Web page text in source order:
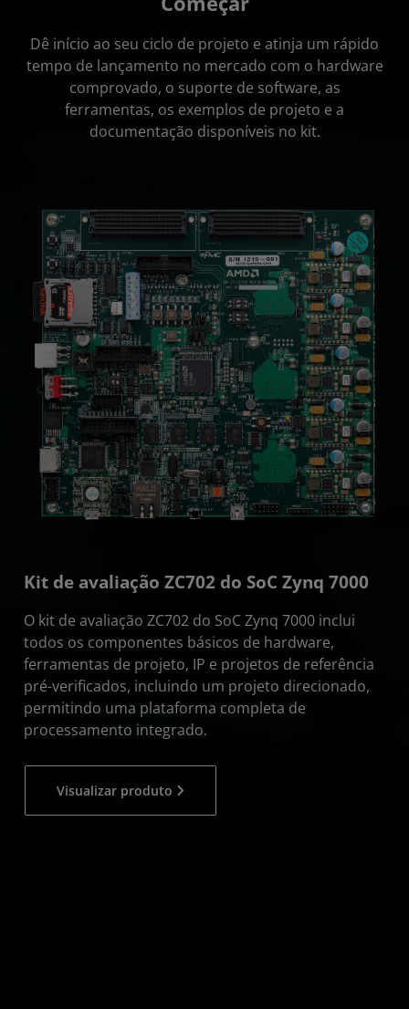
Dê início ao seu ciclo de projeto e atinja um rápido
tempo de lançamento no mercado com o hardware
comprovado, o suporte de software, as
ferramentas, os exemplos de projeto e a
documentação disponíveis no kit.
Kit de avaliação ZC702 do SoC Zynq 7000
O kit de avaliação ZC702 do SoC Zynq 7000 inclui
todos os componentes básicos de hardware,
ferramentas de projeto, IP e projetos de referência
pré-verificados, incluindo um projeto direcionado,
permitindo uma plataforma completa de
processamento integrado.
Visualizar produto